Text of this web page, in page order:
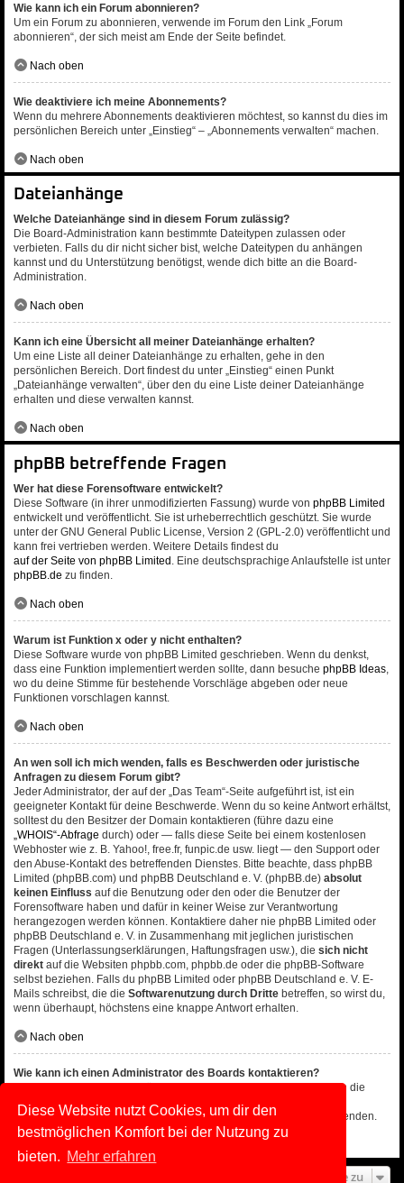
Diese Website nutzt Cookies, um dir den
bestmöglichen Komfort bei der Nutzung zu
bieten. Mehr erfahren
Wie kann ich ein Forum abonnieren?
Um ein Forum zu abonnieren, verwende im Forum den Link „Forum
abonnieren“, der sich meist am Ende der Seite befindet.
Nach oben
Wie deaktiviere ich meine Abonnements?
Wenn du mehrere Abonnements deaktivieren möchtest, so kannst du dies im
persönlichen Bereich unter „Einstieg“ – „Abonnements verwalten“ machen.
Nach oben
Dateianhänge
Welche Dateianhänge sind in diesem Forum zulässig?
Die Board-Administration kann bestimmte Dateitypen zulassen oder
verbieten. Falls du dir nicht sicher bist, welche Dateitypen du anhängen
kannst und du Unterstützung benötigst, wende dich bitte an die Board-
Administration.
Nach oben
Kann ich eine Übersicht all meiner Dateianhänge erhalten?
Um eine Liste all deiner Dateianhänge zu erhalten, gehe in den
persönlichen Bereich. Dort findest du unter „Einstieg“ einen Punkt
„Dateianhänge verwalten“, über den du eine Liste deiner Dateianhänge
erhalten und diese verwalten kannst.
Nach oben
phpBB betreffende Fragen
Wer hat diese Forensoftware entwickelt?
Diese Software (in ihrer unmodifizierten Fassung) wurde von phpBB Limited
entwickelt und veröffentlicht. Sie ist urheberrechtlich geschützt. Sie wurde
unter der GNU General Public License, Version 2 (GPL-2.0) veröffentlicht und
kann frei vertrieben werden. Weitere Details findest du
auf der Seite von phpBB Limited . Eine deutschsprachige Anlaufstelle ist unter
phpBB.de zu finden.
Nach oben
Warum ist Funktion x oder y nicht enthalten?
Diese Software wurde von phpBB Limited geschrieben. Wenn du denkst,
dass eine Funktion implementiert werden sollte, dann besuche phpBB Ideas
wo du deine Stimme für bestehende Vorschläge abgeben oder neue
Funktionen vorschlagen kannst.
Nach oben
An wen soll ich mich wenden, falls es Beschwerden oder juristische
Anfragen zu diesem Forum gibt?
Jeder Administrator, der auf der „Das Team“-Seite aufgeführt ist, ist ein
geeigneter Kontakt für deine Beschwerde. Wenn du so keine Antwort erhältst,
solltest du den Besitzer der Domain kontaktieren (führe dazu eine
„WHOIS“-Abfrage durch) oder — falls diese Seite bei einem kostenlosen
Webhoster wie z. B. Yahoo!, free.fr, funpic.de usw. liegt — den Support oder
den Abuse-Kontakt des betreffenden Dienstes. Bitte beachte, dass phpBB
Limited (phpBB.com) und phpBB Deutschland e. V. (phpBB.de) absolut
keinen Einfluss auf die Benutzung oder den oder die Benutzer der
Forensoftware haben und dafür in keiner Weise zur Verantwortung
herangezogen werden können. Kontaktiere daher nie phpBB Limited oder
phpBB Deutschland e. V. in Zusammenhang mit jeglichen juristischen
Fragen (Unterlassungserklärungen, Haftungsfragen usw.), die sich nicht
direkt auf die Websiten phpbb.com, phpbb.de oder die phpBB-Software
selbst beziehen. Falls du phpBB Limited oder phpBB Deutschland e. V. E-
Mails schreibst, die die Softwarenutzung durch Dritte betreffen, so wirst du,
wenn überhaupt, höchstens eine knappe Antwort erhalten.
Nach oben
Wie kann ich einen Administrator des Boards kontaktieren?
Alle Benutzer des Boards können das Kontaktformular nutzen, wenn die
Mitglieder des Boards können zusätzlich den Link „Das Team“ verwenden.
Gehe zu